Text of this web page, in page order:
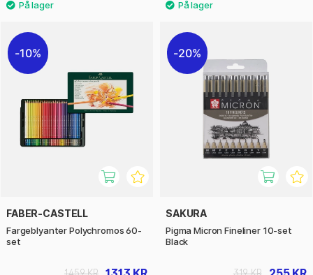
10%
FABER-CASTELL
Fargeblyanter Polychromos 60-
set
20%
SAKURA
Pigma Micron Fineliner 10-set
Black